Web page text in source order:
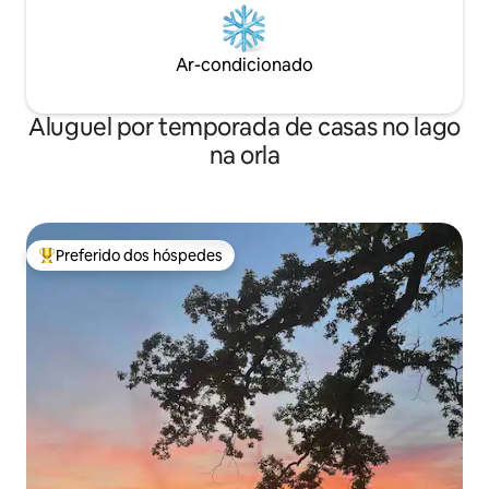
Ar-condicionado
Aluguel por temporada de casas no lago
na orla
Entre os melhores preferidos dos hóspedes
Preferido dos hóspedes